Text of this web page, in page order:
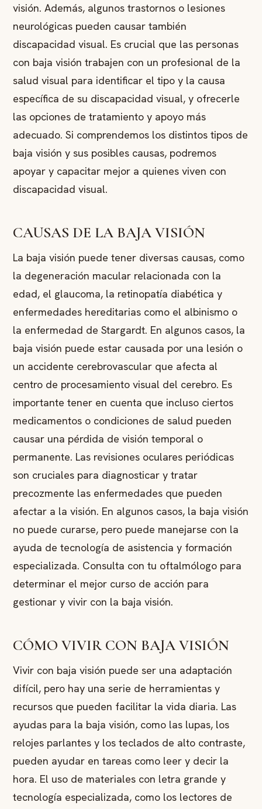
visión. Además, algunos trastornos o lesiones
neurológicas pueden causar también
discapacidad visual. Es crucial que las personas
con baja visión trabajen con un profesional de la
salud visual para identificar el tipo y la causa
específica de su discapacidad visual, y ofrecerle
las opciones de tratamiento y apoyo más
adecuado. Si comprendemos los distintos tipos de
baja visión y sus posibles causas, podremos
apoyar y capacitar mejor a quienes viven con
discapacidad visual.
CAUSAS DE LA BAJA VISIÓN
La baja visión puede tener diversas causas, como
la degeneración macular relacionada con la
edad, el glaucoma, la retinopatía diabética y
enfermedades hereditarias como el albinismo o
la enfermedad de Stargardt. En algunos casos, la
baja visión puede estar causada por una lesión o
un accidente cerebrovascular que afecta al
centro de procesamiento visual del cerebro. Es
importante tener en cuenta que incluso ciertos
medicamentos o condiciones de salud pueden
causar una pérdida de visión temporal o
permanente. Las revisiones oculares periódicas
son cruciales para diagnosticar y tratar
precozmente las enfermedades que pueden
afectar a la visión. En algunos casos, la baja visión
no puede curarse, pero puede manejarse con la
ayuda de tecnología de asistencia y formación
especializada. Consulta con tu oftalmólogo para
determinar el mejor curso de acción para
gestionar y vivir con la baja visión.
CÓMO VIVIR CON BAJA VISIÓN
Vivir con baja visión puede ser una adaptación
difícil, pero hay una serie de herramientas y
recursos que pueden facilitar la vida diaria. Las
ayudas para la baja visión, como las lupas, los
relojes parlantes y los teclados de alto contraste,
pueden ayudar en tareas como leer y decir la
hora. El uso de materiales con letra grande y
tecnología especializada, como los lectores de